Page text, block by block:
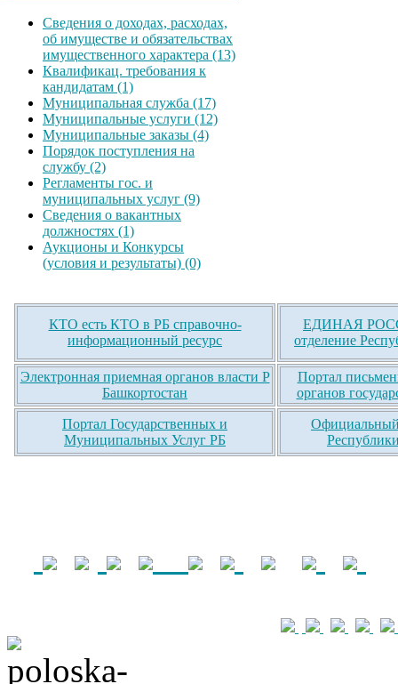
Сведения о доходах, расходах,
об имуществе и обязательствах
имущественного характера (13)
Квалификац. требования к
кандидатам (1)
Муниципальная служба (17)
Муниципальные услуги (12)
Муниципальные заказы (4)
Порядок поступления на
службу (2)
Регламенты гос. и
муниципальных услуг (9)
Сведения о вакантных
должностях (1)
Аукционы и Конкурсы
(условия и результаты) (0)
КТО есть КТО в РБ справочно-
информационный ресурс
ЕДИНАЯ
отделение
Электронная приемная органов власти Р
Башкортостан
Портал
органов
Портал Государственных и
Муниципальных Услуг РБ
Официальный